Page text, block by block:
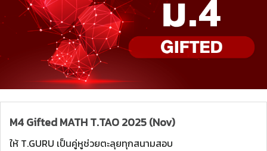
M4 Gifted MATH T.TAO 2025 (Nov)
ให้ T.GURU เป็นคู่หูช่วยตะลุยทุกสนามสอบ